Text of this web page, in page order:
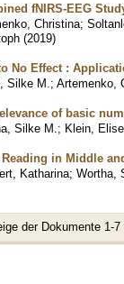
fNIRS-EEG
Christina;
(2019)
No Effect :
Silke M. ; Artemenko,
of basic
Silke M. ; Klein, Elise
in Middle
Katharina; Wortha,
der Dokumente 1-7